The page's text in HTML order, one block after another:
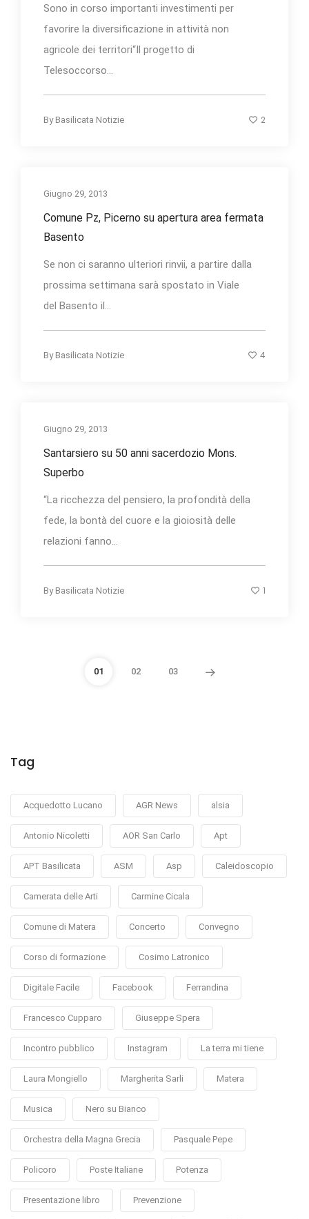
Sono in corso importanti investimenti per
favorire la diversificazione in attività non
agricole dei territori“Il progetto di
Telesoccorso...
By Basilicata Notizie 2
Giugno 29, 2013
Comune Pz, Picerno su apertura area fermata
Basento
Se non ci saranno ulteriori rinvii, a partire dalla
prossima settimana sarà spostato in Viale
del Basento il...
By Basilicata Notizie 4
Giugno 29, 2013
Santarsiero su 50 anni sacerdozio Mons.
Superbo
“La ricchezza del pensiero, la profondità della
fede, la bontà del cuore e la gioiosità delle
relazioni fanno...
By Basilicata Notizie 1
01 02 03
Tag
Acquedotto Lucano AGR News alsia
Antonio Nicoletti AOR San Carlo Apt
APT Basilicata ASM Asp Caleidoscopio
Camerata delle Arti Carmine Cicala
Comune di Matera Concerto Convegno
Corso di formazione Cosimo Latronico
Digitale Facile Facebook Ferrandina
Francesco Cupparo Giuseppe Spera
Incontro pubblico Instagram La terra mi tiene
Laura Mongiello Margherita Sarli Matera
Musica Nero su Bianco
Orchestra della Magna Grecia Pasquale Pepe
Policoro Poste Italiane Potenza
Presentazione libro Prevenzione